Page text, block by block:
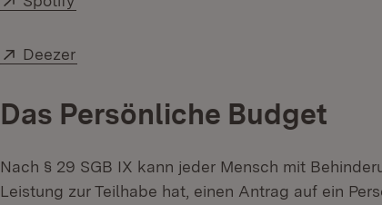
Extern:
Deezer
Das Persönliche Budget
Nach § 29 SGB IX kann jeder Mensch mit
Leistung zur Teilhabe hat, einen Antrag auf ein